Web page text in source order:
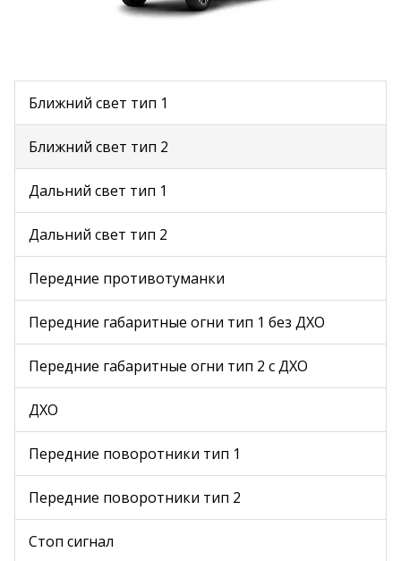
Ближний свет тип 1
Ближний свет тип 2
Дальний свет тип 1
Дальний свет тип 2
Передние противотуманки
Передние габаритные огни тип 1 без ДХО
Передние габаритные огни тип 2 с ДХО
ДХО
Передние поворотники тип 1
Передние поворотники тип 2
Стоп сигнал